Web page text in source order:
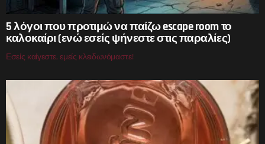
5 λόγοι που προτιμώ να παίζω escape room το
καλοκαίρι (ενώ εσείς ψήνεστε στις παραλίες)
Εσείς καίγεστε, εμείς κλειδωνόμαστε!